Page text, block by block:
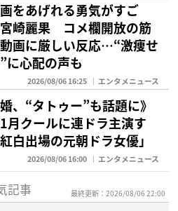
画をあげれる勇気がすご
崎麗果 コメ欄開放の筋
動画に厳しい反応…“激痩せ
に心配の声も
2026/08/06 16:25 エンタメニュース
婚、“タトゥー”も話題に》
月クールに連ドラ主演す
白出場の元朝ドラ女優」
2026/08/06 16:00 エンタメニュース
記事 最終更新：2026/08/06 22:00